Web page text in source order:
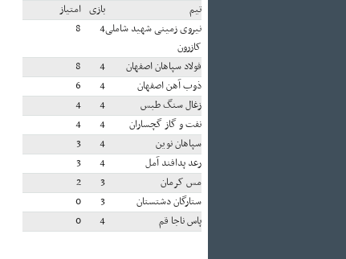
تيم
بازی امتياز
نیروی زمینی شهید شاملی
کازرون
4
8
فولاد سپاهان اصفهان 4
8
ذوب آهن اصفهان
4
6
زغال سنگ طبس
4
4
نفت و گاز گچساران
4
4
سپاهان نوین
4
3
رعد پدافند آمل
4
3
مس کرمان
3
2
ستارگان دشتستان
3
0
پاس ناجا قم
4
0